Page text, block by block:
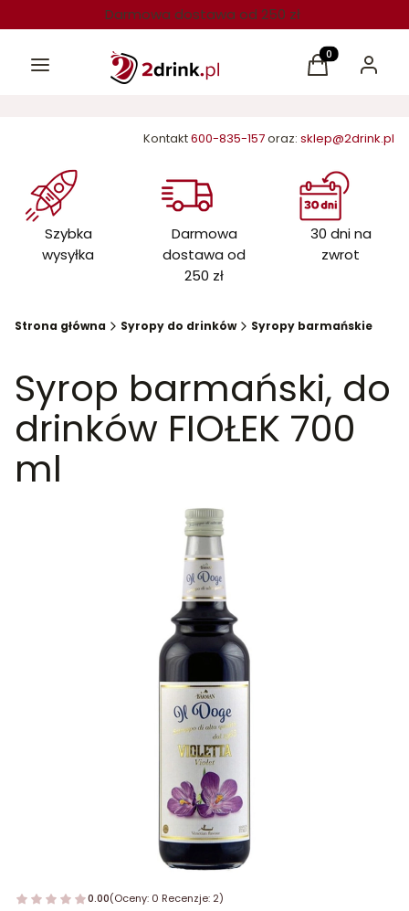
Darmowa dostawa od 250 zł
Menu Produkty w
Koszyk Zaloguj
Kontakt600-835-157oraz: sklep@2drink.pl
Szybka
wysyłka
Darmowa
dostawa od
250 zł
30 dni na
zwrot
Strona główna Syropy do drinków Syropy barmańskie
Syrop barmański, do
drinków FIOŁEK 700
ml
0.00(Oceny: 0 Recenzje: 2)